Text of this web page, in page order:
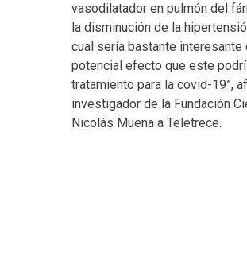
vasodilatador en pulmón del
la disminución de la
cual sería bastante interesante
potencial efecto que este
tratamiento para la covid-19”,
investigador de la Fundación
Nicolás Muena a Teletrece.